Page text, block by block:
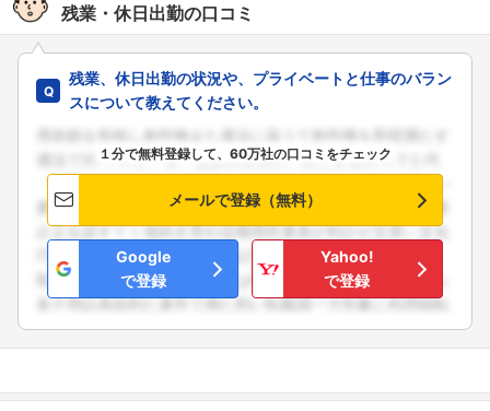
残業・休日出勤の口コミ
残業、休日出勤の状況や、プライベートと仕事のバラン
スについて教えてください。
１分で無料登録して、60万社の口コミをチェック
メールで登録（無料）
Google
で登録
Yahoo!
で登録